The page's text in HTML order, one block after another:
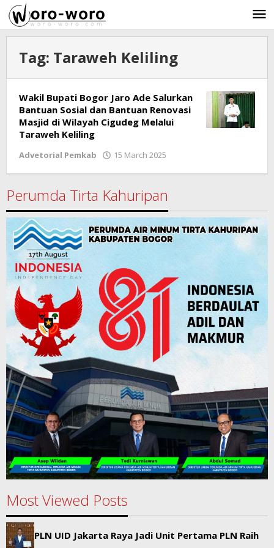
Skip
to
content
Tag: Taraweh Keliling
Wakil Bupati Bogor Jaro Ade Salurkan
Bantuan Sosial dan Bantuan Renovasi
Masjid di Wilayah Cigudeg Melalui
Taraweh Keliling
Advetorial Pemkab 15 March 2025
Perumda Tirta Kahuripan
Most Viewed Posts
PLN UID Jakarta Raya Jadi Unit Pertama PLN Raih